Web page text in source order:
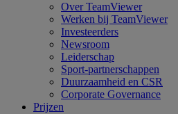
Over TeamViewer
Werken bij TeamViewer
Investeerders
Newsroom
Leiderschap
Sport-partnerschappen
Duurzaamheid en CSR
Corporate Governance
Prijzen